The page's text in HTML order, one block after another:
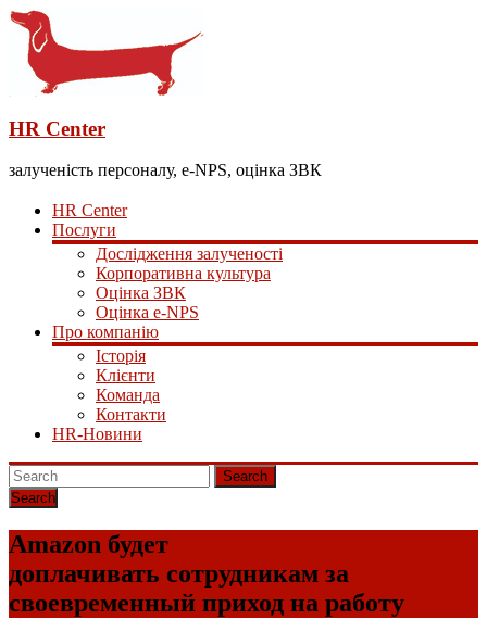
HR Center
залученість персоналу, e-NPS, оцінка ЗВК
HR Center
Послуги
Дослідження залученості
Корпоративна культура
Оцінка ЗВК
Оцінка e-NPS
Про компанію
Історія
Клієнти
Команда
Контакти
HR-Новини
Search
Amazon будет
доплачивать сотрудникам за
своевременный приход на работу